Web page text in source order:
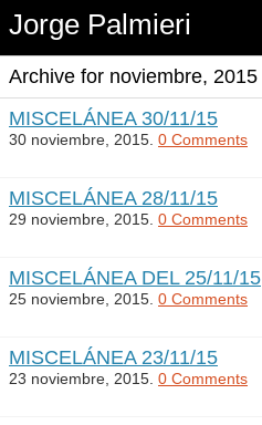
Jorge Palmieri
Archive for noviembre, 2015
MISCELÁNEA 30/11/15
30 noviembre, 2015. 0 Comments
MISCELÁNEA 28/11/15
29 noviembre, 2015. 0 Comments
MISCELÁNEA DEL 25/11/15
25 noviembre, 2015. 0 Comments
MISCELÁNEA 23/11/15
23 noviembre, 2015. 0 Comments